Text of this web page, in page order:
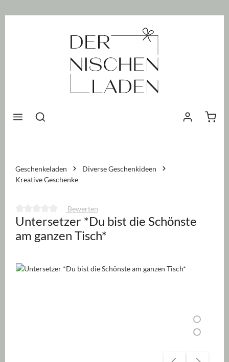
Geschenkeladen
Diverse Geschenkideen
Kreative Geschenke
Durchschnittliche Bewertung von 0 von 5 Sternen
Bewerten
Untersetzer *Du bist die Schönste
am ganzen Tisch*
Bildergalerie überspringen